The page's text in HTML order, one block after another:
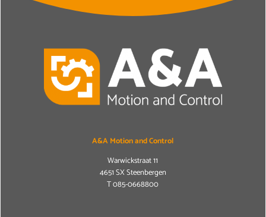
A&A Motion and Control
Warwickstraat 11
4651 SX Steenbergen
T085-0668800